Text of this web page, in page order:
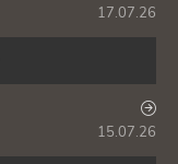
17.07.26
15.07.26